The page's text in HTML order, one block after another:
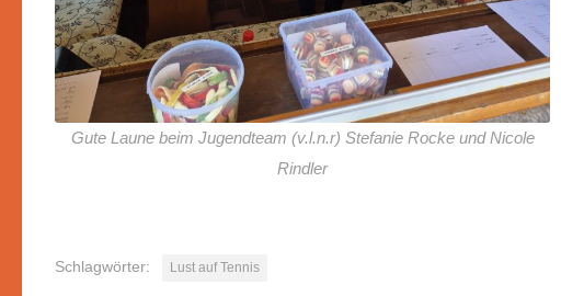
Gute Laune beim Jugendteam (v.l.n.r) Stefanie Rocke und Nicole
Rindler
Schlagwörter: Lust auf Tennis